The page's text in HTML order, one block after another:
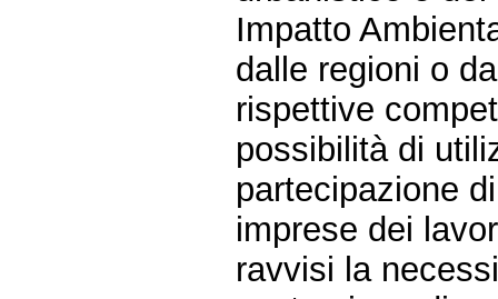
Impatto
dalle regioni o
rispettive
possibilità di
partecipazione
imprese dei
ravvisi la